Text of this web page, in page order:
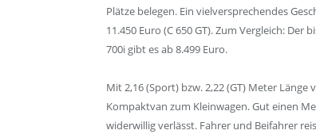
Plätze belegen. Ein vielversprechendes
11.450 Euro (C 650 GT). Zum Vergleich:
700i gibt es ab 8.499 Euro.
Mit 2,16 (Sport) bzw. 2,22 (GT) Meter
Kompaktvan zum Kleinwagen. Gut einen
widerwillig verlässt. Fahrer und Beifahrer